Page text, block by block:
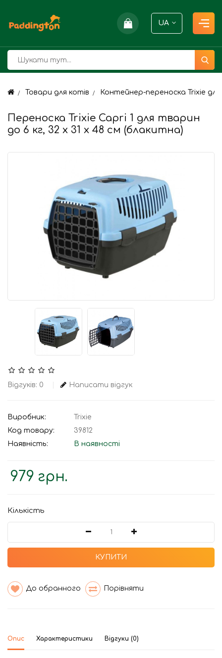
UA
Товари для котів Контейнер-переноска Trixie
Переноска Trixie Capri 1 для тварин
до 6 кг, 32 x 31 x 48 см (блакитна)
Відгуків: 0 Написати відгук
Виробник:
Trixie
Код товару:
39812
Наявність:
В наявності
979 грн.
Кількість
КУПИТИ
До обранного Порівняти
Опис Характеристики Відгуки (0)